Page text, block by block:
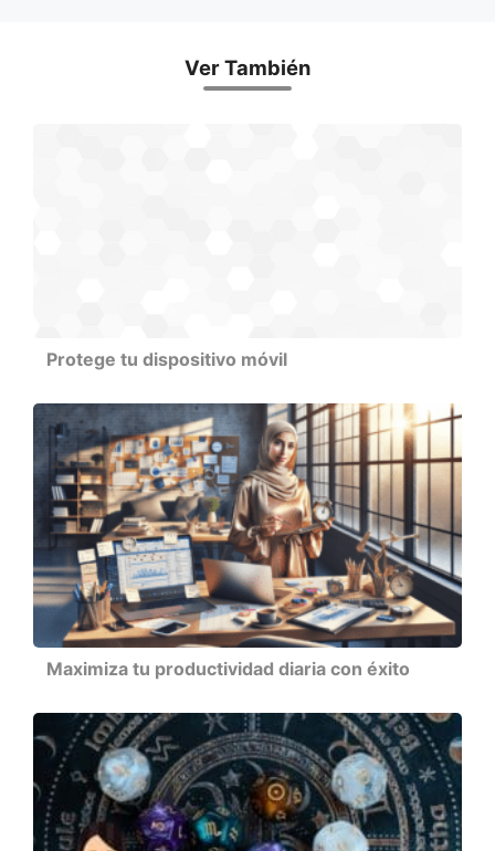
Ver También
Protege tu dispositivo móvil
Maximiza tu productividad diaria con éxito